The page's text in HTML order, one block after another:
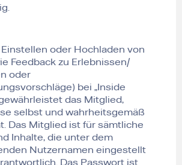
oder Hochladen von
Feedback zu Erlebnissen/
oder
bei „Inside
das Mitglied,
selbst und wahrheitsgemäß
Das Mitglied ist für sämtliche
Inhalte, die unter dem
Nutzernamen eingestellt
Das Passwort ist